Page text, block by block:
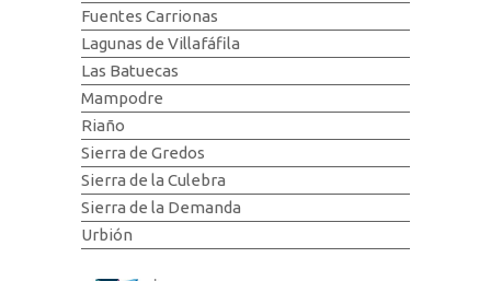
Fuentes Carrionas
Lagunas de Villafáfila
Las Batuecas
Mampodre
Riaño
Sierra de Gredos
Sierra de la Culebra
Sierra de la Demanda
Urbión